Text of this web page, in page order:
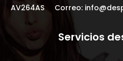
AV264AS Correo:
Servicios